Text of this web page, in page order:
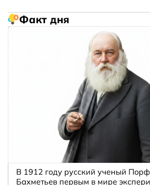
Факт дня
В 1912 году русский ученый
Бахметьев первым в мире